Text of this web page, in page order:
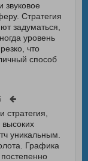
звуковое
Стратегия
задуматься,
уровень
что
способ
стратегия,
уникальным.
Графика